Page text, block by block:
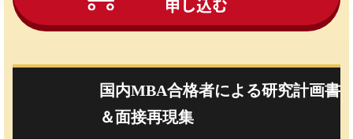
申し込む
国内MBA合格者による研究計画書
＆面接再現集